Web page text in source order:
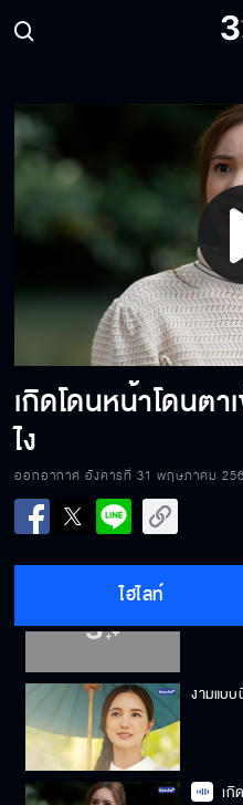
เกิดโดนหน้าโดนต
ไง
ออกอากาศ อังคารที่ 31 พฤษภาคม
ไฮไลท์
เรามีโ
สักแก้ว
ที่ไม่คุ้ม
เปล่า
โบราณเ
งามแบบ
เกิ